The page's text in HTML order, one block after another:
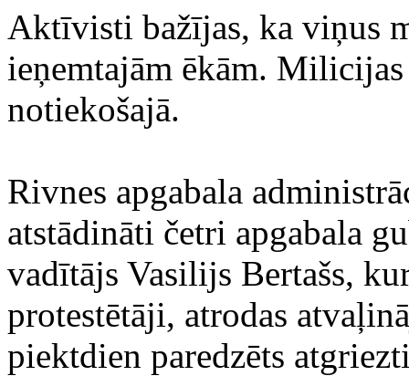
Aktīvisti bažījas, ka viņus
ieņemtajām ēkām.
notiekošajā.
Rivnes apgabala
atstādināti četri apgabala
vadītājs Vasilijs Bertašs,
protestētāji, atrodas
piektdien paredzēts